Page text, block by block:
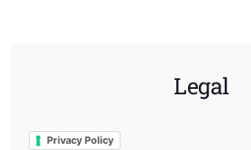
Legal
Privacy Policy